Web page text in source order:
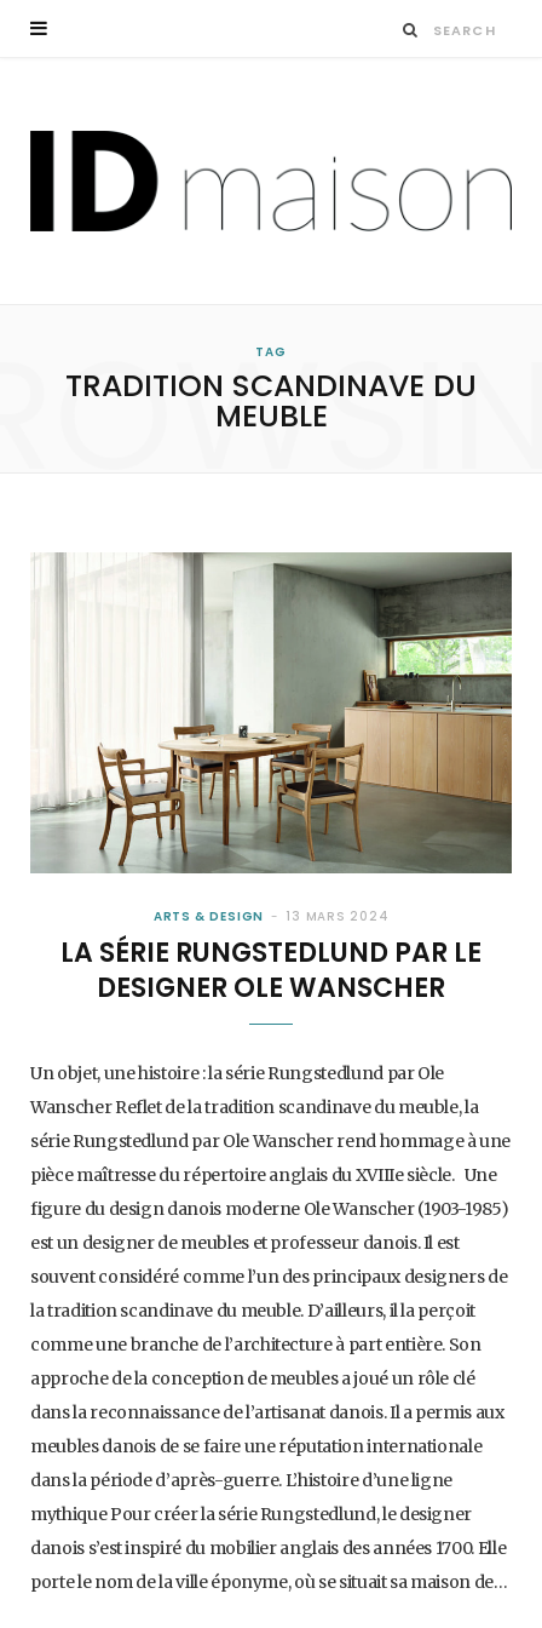
TAG
TRADITION SCANDINAVE DU
MEUBLE
ARTS & DESIGN 13 MARS 2024
LA SÉRIE RUNGSTEDLUND PAR LE
DESIGNER OLE WANSCHER
Un objet, une histoire : la série Rungstedlund par Ole
Wanscher Reflet de la tradition scandinave du meuble, la
série Rungstedlund par Ole Wanscher rend hommage à une
pièce maîtresse du répertoire anglais du XVIIIe siècle. Une
figure du design danois moderne Ole Wanscher (1903-1985)
est un designer de meubles et professeur danois. Il est
souvent considéré comme l’un des principaux designers de
la tradition scandinave du meuble. D’ailleurs, il la perçoit
comme une branche de l’architecture à part entière. Son
approche de la conception de meubles a joué un rôle clé
dans la reconnaissance de l’artisanat danois. Il a permis aux
meubles danois de se faire une réputation internationale
dans la période d’après-guerre. L’histoire d’une ligne
mythique Pour créer la série Rungstedlund, le designer
danois s’est inspiré du mobilier anglais des années 1700. Elle
porte le nom de la ville éponyme, où se situait sa maison de…